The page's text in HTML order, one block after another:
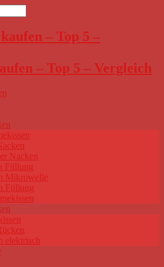
– Top 5 – Vergleich
Nacken
Füllung
Mikrowelle
Füllung
elektrisch